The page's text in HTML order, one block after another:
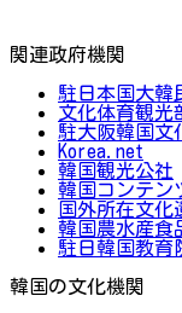
関連政府機関
駐日本国大韓
文化体育観光
駐大阪韓国文
Korea.net
韓国観光公社
韓国コンテン
国外所在文化
韓国農水産食
駐日韓国教育
韓国の文化機関